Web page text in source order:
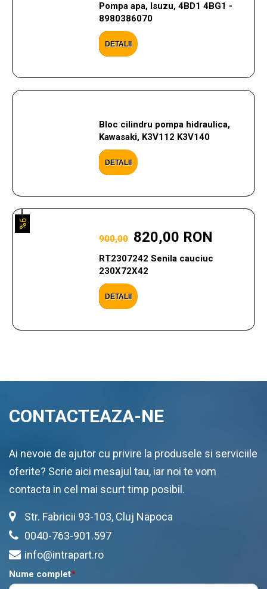
Pompa apa, Isuzu, 4BD1 4BG1 -
8980386070
DETALII
Bloc cilindru pompa hidraulica,
Kawasaki, K3V112 K3V140
DETALII
900,00 820,00 RON
RT2307242 Senila cauciuc
230X72X42
DETALII
9%
CONTACTEAZA-NE
Ai nevoie de ajutor cu privire la produsele si serviciile
oferite? Scrie aici mesajul tau, iar noi te vom
contacta in cel mai scurt timp posibil.
Str. Fabricii 93-103, Cluj Napoca
0040-763-901.597
info@intrapart.ro
*
Nume complet